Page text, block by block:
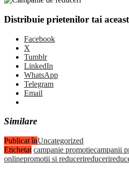
Distribuie prietenilor tai
Facebook
X
Tumblr
LinkedIn
WhatsApp
Telegram
Email
Similare
Publicat înUncategorized
Etichetat campanie promotiecampanii
onlinepromotii si reducerireduceri